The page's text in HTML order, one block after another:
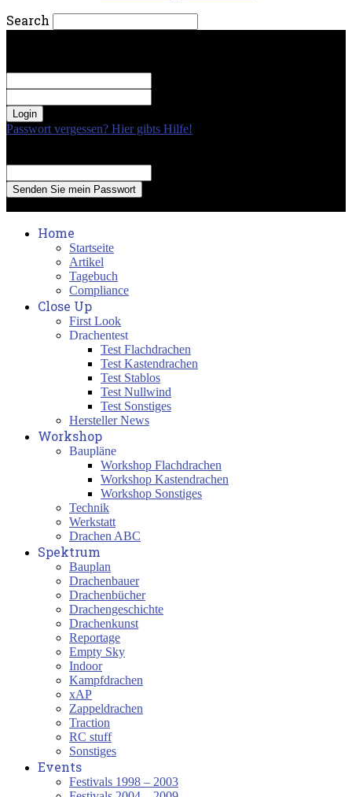
Search
Passwort vergessen? Hier gibts Hilfe!
Home
Startseite
Artikel
Tagebuch
Compliance
Close Up
First Look
Drachentest
Test Flachdrachen
Test Kastendrachen
Test Stablos
Test Nullwind
Test Sonstiges
Hersteller News
Workshop
Baupläne
Workshop Flachdrachen
Workshop Kastendrachen
Workshop Sonstiges
Technik
Werkstatt
Drachen ABC
Spektrum
Bauplan
Drachenbauer
Drachenbücher
Drachengeschichte
Drachenkunst
Reportage
Empty Sky
Indoor
Kampfdrachen
xAP
Zappeldrachen
Traction
RC stuff
Sonstiges
Events
Festivals 1998 – 2003